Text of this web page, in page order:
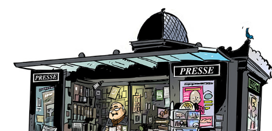
IL EST EN FRANÇAIS!